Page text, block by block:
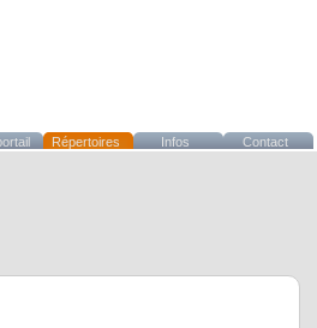
Répertoires Infos Contact